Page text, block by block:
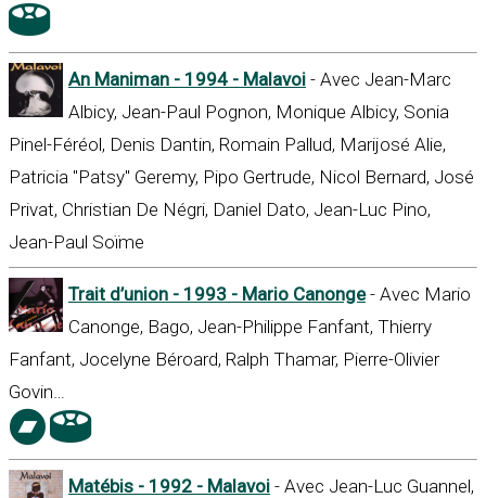
An Maniman - 1994 - Malavoi - Avec Jean-Marc
Albicy, Jean-Paul Pognon, Monique Albicy, Sonia
Pinel-Féréol, Denis Dantin, Romain Pallud, Marijosé Alie,
Patricia "Patsy" Geremy, Pipo Gertrude, Nicol Bernard, José
Privat, Christian De Négri, Daniel Dato, Jean-Luc Pino,
Jean-Paul Soïme
Trait d’union - 1993 - Mario Canonge- Avec Mario
Canonge, Bago, Jean-Philippe Fanfant, Thierry
Fanfant, Jocelyne Béroard, Ralph Thamar, Pierre-Olivier
Govin…
Matébis - 1992 - Malavoi - Avec Jean-Luc Guannel,